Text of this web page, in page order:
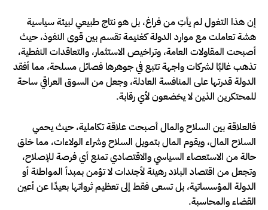
إن هذا التغول لم يأتِ من فراغ، بل هو نتاج طبيعي لبيئة سياسية
هشة تعاملت مع موارد الدولة كغنيمة تقسم بين قوى النفوذ، حيث
أصبحت المقاولات العامة، وتراخيص الاستثمار، والتعاقدات النفطية،
تذهب غالبًا لشركات واجهة تتبع في جوهرها فصائل مسلحة، مما أفقد
الدولة قدرتها على المنافسة العادلة، وجعل من السوق العراقي ساحة
للمحتكرين الذين لا يخضعون لأي رقابة.
فالعلاقة بين السلاح والمال أصبحت علاقة تكاملية، حيث يحمي
السلاح المال، ويقوم المال بتمويل السلاح وشراء الولاءات، مما خلق
حالة من الاستعصاء السياسي والاقتصادي تمنع أي فرصة للإصلاح،
وتجعل من اقتصاد البلاد رهينة لأجندات لا تؤمن بمبدأ المواطنة أو
الدولة المؤسساتية، بل تسعى فقط إلى تعظيم ثرواتها بعيدًا عن أعين
القضاء والمحاسبة.